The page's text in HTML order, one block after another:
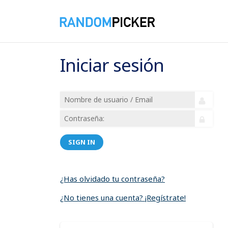
Iniciar sesión
SIGN IN
¿Has olvidado tu contraseña?
¿No tienes una cuenta? ¡Regístrate!